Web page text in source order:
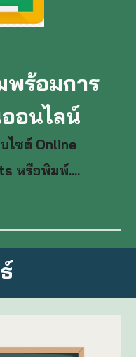
พร้อมการ
อนไลน์
บไซต์ Online
หรือพิมพ์....